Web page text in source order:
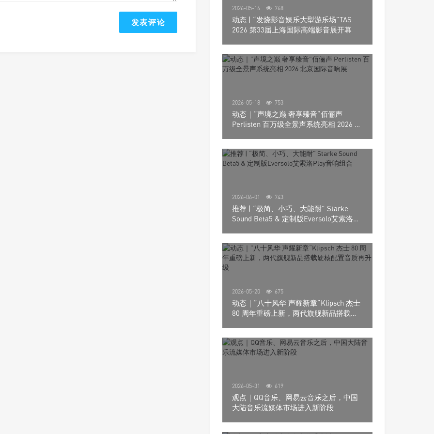
2026-05-16 768
动态 | “发烧影音娱乐大型游乐场”TAS
2026 第33届上海国际高端影音展开幕
2026-05-18 753
动态｜”声境之巅 奢享臻音”佰俪声
Perlisten 百万级全景声系统亮相 2026 北
2026-06-01 743
推荐 | “极简、小巧、大能耐” Starke
Sound Beta5 & 定制版Eversolo艾索洛
2026-05-20 675
动态｜”八十风华 声耀新章“Klipsch 杰士
80 周年重磅上新，两代旗舰新品搭载硬
2026-05-31 619
观点｜QQ音乐、网易云音乐之后，中国
大陆音乐流媒体市场进入新阶段